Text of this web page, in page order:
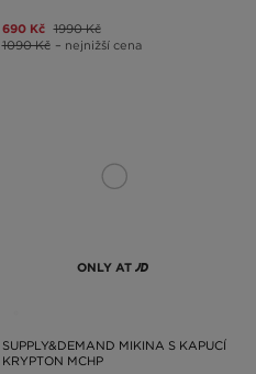
690 Kč 1990 Kč
1090 Kč – nejnižší cena
ONLY AT
SUPPLY&DEMAND MIKINA S KAPUCÍ
KRYPTON MCHP